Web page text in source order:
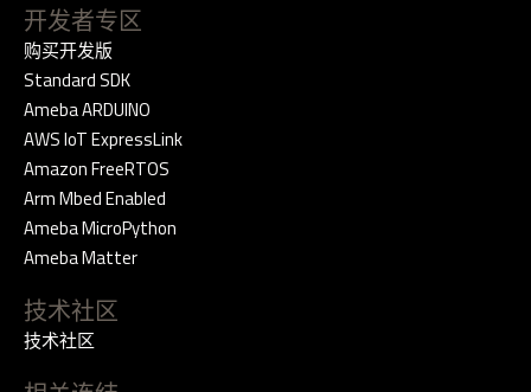
开发者专区
购买开发版
Standard SDK
Ameba ARDUINO
AWS IoT ExpressLink
Amazon FreeRTOS
Arm Mbed Enabled
Ameba MicroPython
Ameba Matter
技术社区
技术社区